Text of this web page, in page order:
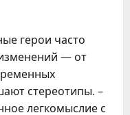
герои часто
— от
стереотипы. –
легкомыслие с